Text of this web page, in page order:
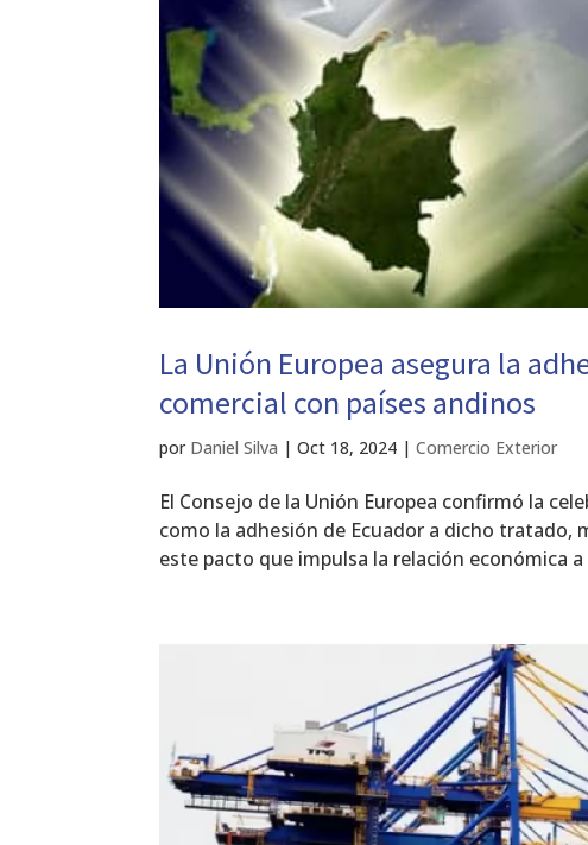
La Unión Europea asegura la
comercial con países andinos
por Daniel Silva |Oct 18, 2024 |Comercio Exterior
El Consejo de la Unión Europea confirmó la
como la adhesión de Ecuador a dicho tratado,
este pacto que impulsa la relación económica